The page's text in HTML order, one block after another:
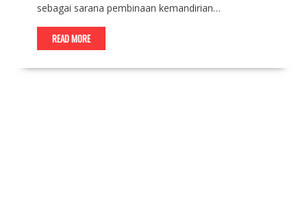
sebagai sarana pembinaan kemandirian…
READ MORE